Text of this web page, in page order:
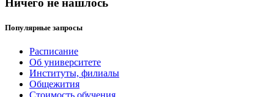
Ничего не нашлось
Популярные запросы
Расписание
Об университете
Институты, филиалы
Общежития